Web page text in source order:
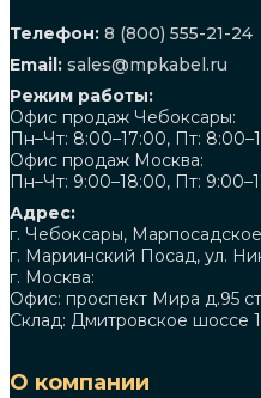
Телефон: 8 (800) 555-21-24
Email: sales@mpkabel.ru
Режим работы:
Офис продаж Чебоксары:
Пн–Чт: 8:00–17:00, Пт:
Офис продаж Москва:
Пн–Чт: 9:00–18:00, Пт:
Адрес:
г. Чебоксары,
г. Мариинский Посад, ул.
г. Москва:
Офис: проспект Мира д.95
Склад: Дмитровское шоссе
О компании